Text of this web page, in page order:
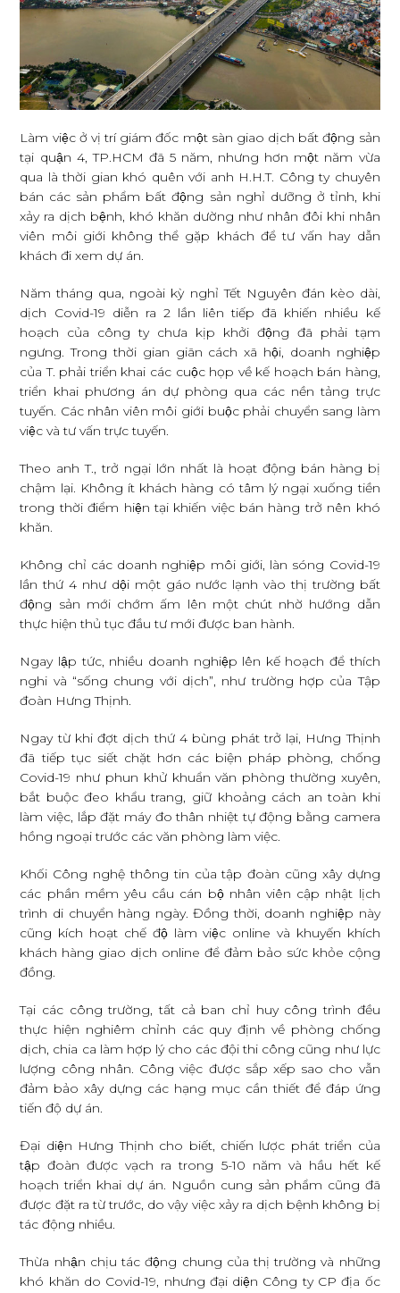
Làm việc ở vị trí giám đốc một sàn giao dịch bất động sản
tại quận 4, TP.HCM đã 5 năm, nhưng hơn một năm vừa
qua là thời gian khó quên với anh H.H.T. Công ty chuyên
bán các sản phẩm bất động sản nghỉ dưỡng ở tỉnh, khi
xảy ra dịch bệnh, khó khăn dường như nhân đôi khi nhân
viên môi giới không thể gặp khách để tư vấn hay dẫn
khách đi xem dự án.
Năm tháng qua, ngoài kỳ nghỉ Tết Nguyên đán kèo dài,
dịch Covid-19 diễn ra 2 lần liên tiếp đã khiến nhiều kế
hoạch của công ty chưa kịp khởi động đã phải tạm
ngưng. Trong thời gian giãn cách xã hội, doanh nghiệp
của T. phải triển khai các cuộc họp về kế hoạch bán hàng,
triển khai phương án dự phòng qua các nền tảng trực
tuyến. Các nhân viên môi giới buộc phải chuyển sang làm
việc và tư vấn trực tuyến.
Theo anh T., trở ngại lớn nhất là hoạt động bán hàng bị
chậm lại. Không ít khách hàng có tâm lý ngại xuống tiền
trong thời điểm hiện tại khiến việc bán hàng trở nên khó
khăn.
Không chỉ các doanh nghiệp môi giới, làn sóng Covid-19
lần thứ 4 như dội một gáo nước lạnh vào thị trường bất
động sản mới chớm ấm lên một chút nhờ hướng dẫn
thực hiện thủ tục đầu tư mới được ban hành.
Ngay lập tức, nhiều doanh nghiệp lên kế hoạch để thích
nghi và “sống chung với dịch”, như trường hợp của Tập
đoàn Hưng Thịnh.
Ngay từ khi đợt dịch thứ 4 bùng phát trở lại, Hưng Thịnh
đã tiếp tục siết chặt hơn các biện pháp phòng, chống
Covid-19 như phun khử khuẩn văn phòng thường xuyên,
bắt buộc đeo khẩu trang, giữ khoảng cách an toàn khi
làm việc, lắp đặt máy đo thân nhiệt tự động bằng camera
hồng ngoại trước các văn phòng làm việc.
Khối Công nghệ thông tin của tập đoàn cũng xây dựng
các phần mềm yêu cầu cán bộ nhân viên cập nhật lịch
trình di chuyển hàng ngày. Đồng thời, doanh nghiệp này
cũng kích hoạt chế độ làm việc online và khuyến khích
khách hàng giao dịch online để đảm bảo sức khỏe cộng
đồng.
Tại các công trường, tất cả ban chỉ huy công trình đều
thực hiện nghiêm chỉnh các quy định về phòng chống
dịch, chia ca làm hợp lý cho các đội thi công cũng như lực
lượng công nhân. Công việc được sắp xếp sao cho vẫn
đảm bảo xây dựng các hạng mục cần thiết để đáp ứng
tiến độ dự án.
Đại diện Hưng Thịnh cho biết, chiến lược phát triển của
tập đoàn được vạch ra trong 5-10 năm và hầu hết kế
hoạch triển khai dự án. Nguồn cung sản phẩm cũng đã
được đặt ra từ trước, do vậy việc xảy ra dịch bệnh không bị
tác động nhiều.
Thừa nhận chịu tác động chung của thị trường và những
khó khăn do Covid-19, nhưng đại diện Công ty CP địa ốc